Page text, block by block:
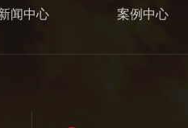
闻中心 案例中心